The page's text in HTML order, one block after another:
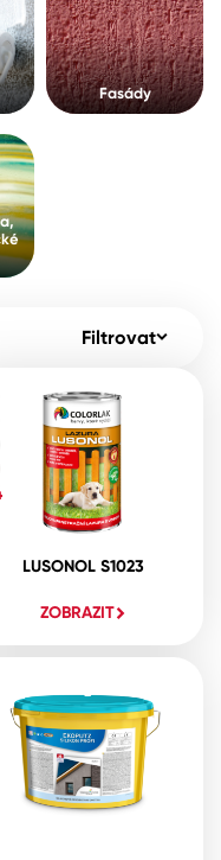
555
Polsko
technické
Fasády
Filtrovat
LUSONOL S1023
ZOBRAZIT